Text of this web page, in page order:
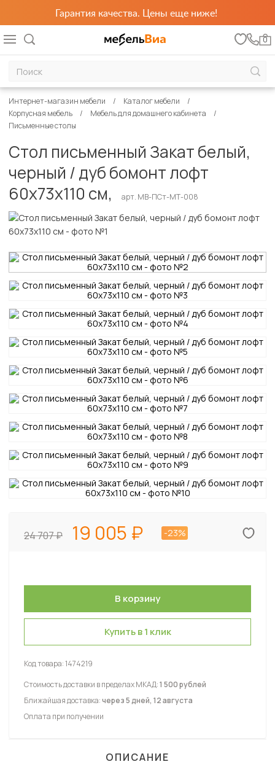
Гарантия качества. Цены еще ниже!
0
Интернет-магазин мебели
Каталог мебели
Корпусная мебель
Мебель для домашнего кабинета
Письменные столы
Стол письменный Закат белый,
черный / дуб бомонт лофт
60х73х110 см,
арт. MB-ПСт-МТ-008
24 707 19 005 -23%
Купить в 1 клик
Код товара:1474219
Стоимость доставки в пределах МКАД:1 500 рублей
Ближайшая доставка:через 5 дней, 12 августа
Оплата при получении
ОПИСАНИЕ